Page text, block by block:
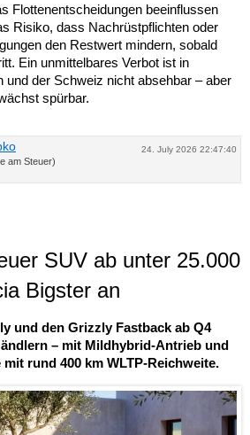
Flottenentscheidungen beeinflussen
Risiko, dass Nachrüstpflichten oder
den Restwert mindern, sobald
Ein unmittelbares Verbot ist in
und der Schweiz nicht absehbar – aber
spürbar.
24. July 2026 22:47:40
am Steuer)
SUV ab unter 25.000
Bigster an
und den Grizzly Fastback ab Q4
– mit Mildhybrid-Antrieb und
rund 400 km WLTP-Reichweite.